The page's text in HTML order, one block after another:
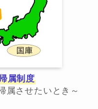
属制度
属させたいとき～